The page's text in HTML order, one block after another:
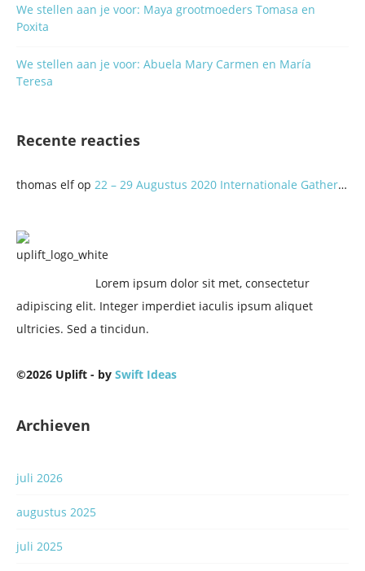
We stellen aan je voor: Maya grootmoeders Tomasa en
Poxita
We stellen aan je voor: Abuela Mary Carmen en María
Teresa
Recente reacties
thomas elfop 22 – 29 Augustus 2020 Internationale Gathering: A Better World? Let’s do it Together!
Lorem ipsum dolor sit met, consectetur
adipiscing elit. Integer imperdiet iaculis ipsum aliquet
ultricies. Sed a tincidun.
©2026 Uplift - by Swift Ideas
Archieven
juli 2026
augustus 2025
juli 2025